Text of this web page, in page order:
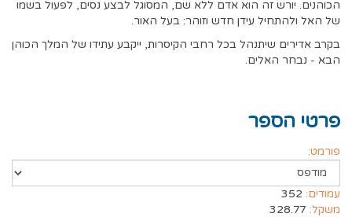
הכוהנים. יורש זה הוא אדם ללא שם, המסוגל לבצע נסים, לפעול בשמו
של האל ולהתחיל עידן חדש וזוהר: בעל האור.
בקרב אדירים שיתנהל בכל רחבי הקיסרות, ייקבע עתידו של המלך הכוהן
הבא - נבחר האלים.
פרטי הספר
פורמט:
עמודים: 352
משקל: 328.77